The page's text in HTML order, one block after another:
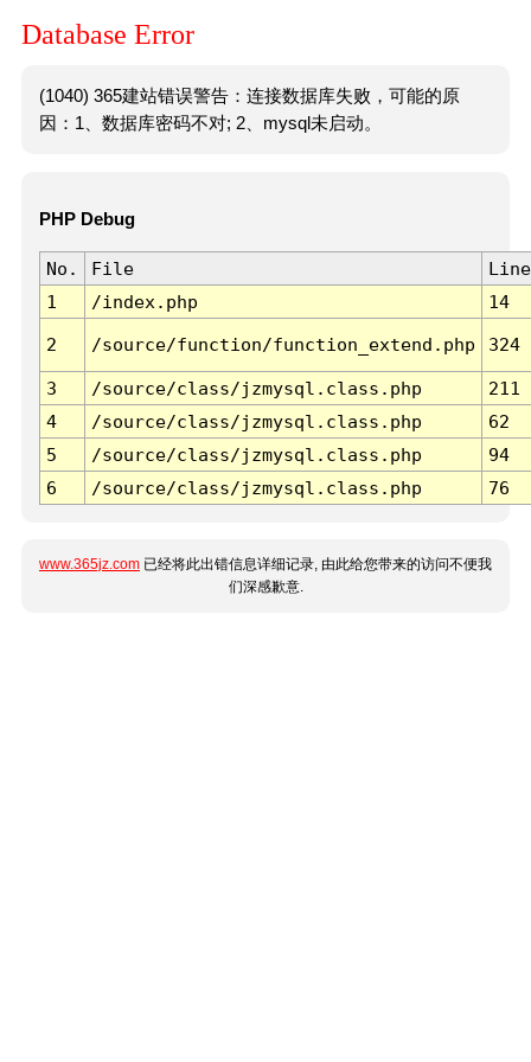
Database Error
(1040) 365建站错误警告：连接数据库失败，可能的原
因：1、数据库密码不对; 2、mysql未启动。
PHP Debug
No. File
Line
1
/index.php 14
2 /source/function/function_extend.php 324
3 /source/class/jzmysql.class.php
211
4
/source/class/jzmysql.class.php
62
5
/source/class/jzmysql.class.php
94
6
/source/class/jzmysql.class.php 76
www.365jz.com 已经将此出错信息详细记录, 由此给您带来的访问不便我
们深感歉意.